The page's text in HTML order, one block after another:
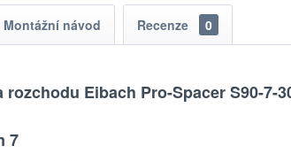
Montážní návod Recenze 0
rozchodu Eibach Pro-Spacer S90-7-
7